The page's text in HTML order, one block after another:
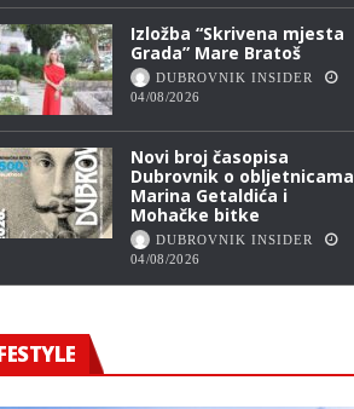
Izložba “Skrivena mjesta
Grada” Mare Bratoš
DUBROVNIK INSIDER
04/08/2026
Novi broj časopisa
Dubrovnik o obljetnicama
Marina Getaldića i
Mohačke bitke
DUBROVNIK INSIDER
04/08/2026